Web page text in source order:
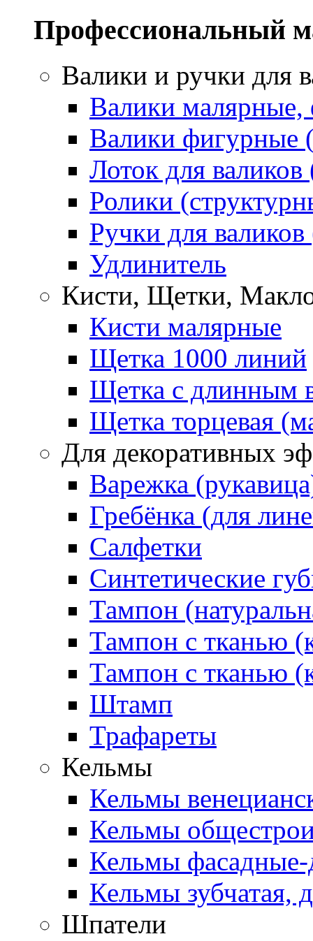
Профессиональный
Валики и ручки для
Валики малярные,
Валики фигурные
Лоток для
Ролики
Ручки для
Удлинитель
Кисти, Щетки,
Кисти малярные
Щетка 1000 линий
Щетка с длинным
Щетка торцевая
Для декоративных
Варежка
Гребёнка (для
Салфетки
Синтетические
Тампон
Тампон с тканью
Тампон с тканью
Штамп
Трафареты
Кельмы
Кельмы
Кельмы
Кельмы
Кельмы зубчатая,
Шпатели